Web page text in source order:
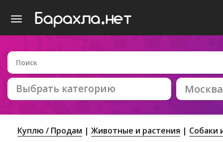
Выбрать категорию Москва
Куплю / Продам Животные и растения Собаки